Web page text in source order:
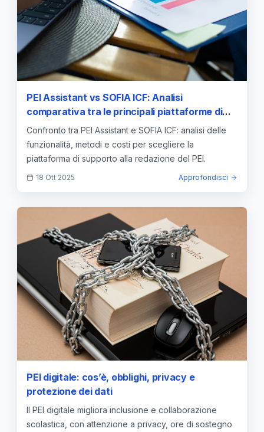
PEI Assistant vs SOFIA ICF: Analisi
comparativa tra le principali piattaforme di
supporto alla redazione del PEI
Confronto tra PEI Assistant e SOFIA ICF: analisi delle
funzionalità, metodi e costi per scegliere la
piattaforma di supporto alla redazione del PEI.
18 Ott 2025 Approfondisci
PEI digitale: cos’è, obblighi, privacy e
protezione dei dati
Il PEI digitale migliora inclusione e collaborazione
scolastica, con attenzione a privacy, ore di sostegno